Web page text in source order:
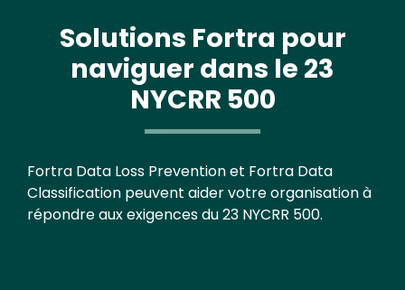
Solutions Fortra pour
naviguer dans le 23
NYCRR 500
Text
Fortra Data Loss Prevention et Fortra Data
Classification peuvent aider votre organisation à
répondre aux exigences du 23 NYCRR 500.